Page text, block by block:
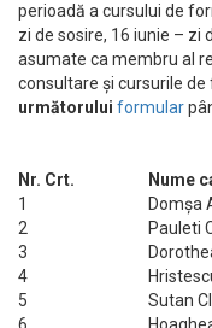
perioadă a cursului de
zi de sosire, 16 iunie – zi
asumate ca membru al
consultare și cursurile
următorului formular
Nr. Crt.
Nume
1
Domșa
2
Pauleti
3
4
5
Sutan